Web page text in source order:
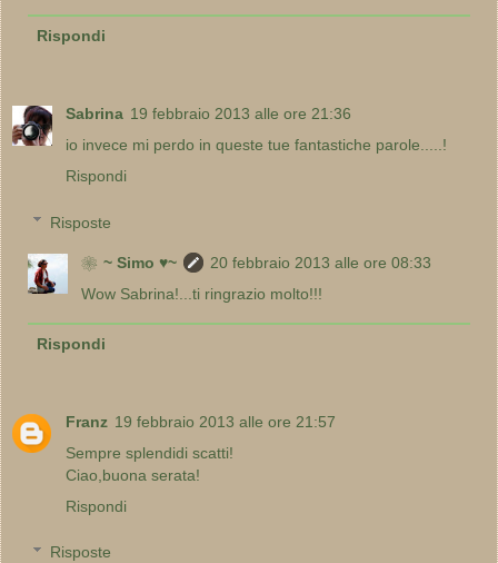
Rispondi
Sabrina 19 febbraio 2013 alle ore 21:36
io invece mi perdo in queste tue fantastiche parole.....!
Rispondi
Risposte
❀~ Simo ♥~
20 febbraio 2013 alle ore 08:33
Wow Sabrina!...ti ringrazio molto!!!
Rispondi
Franz 19 febbraio 2013 alle ore 21:57
Sempre splendidi scatti!
Ciao,buona serata!
Rispondi
Risposte